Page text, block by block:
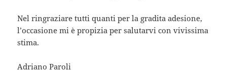
Nel ringraziare tutti quanti per la gradita adesione,
l’occasione mi è propizia per salutarvi con vivissima
stima.
Adriano Paroli